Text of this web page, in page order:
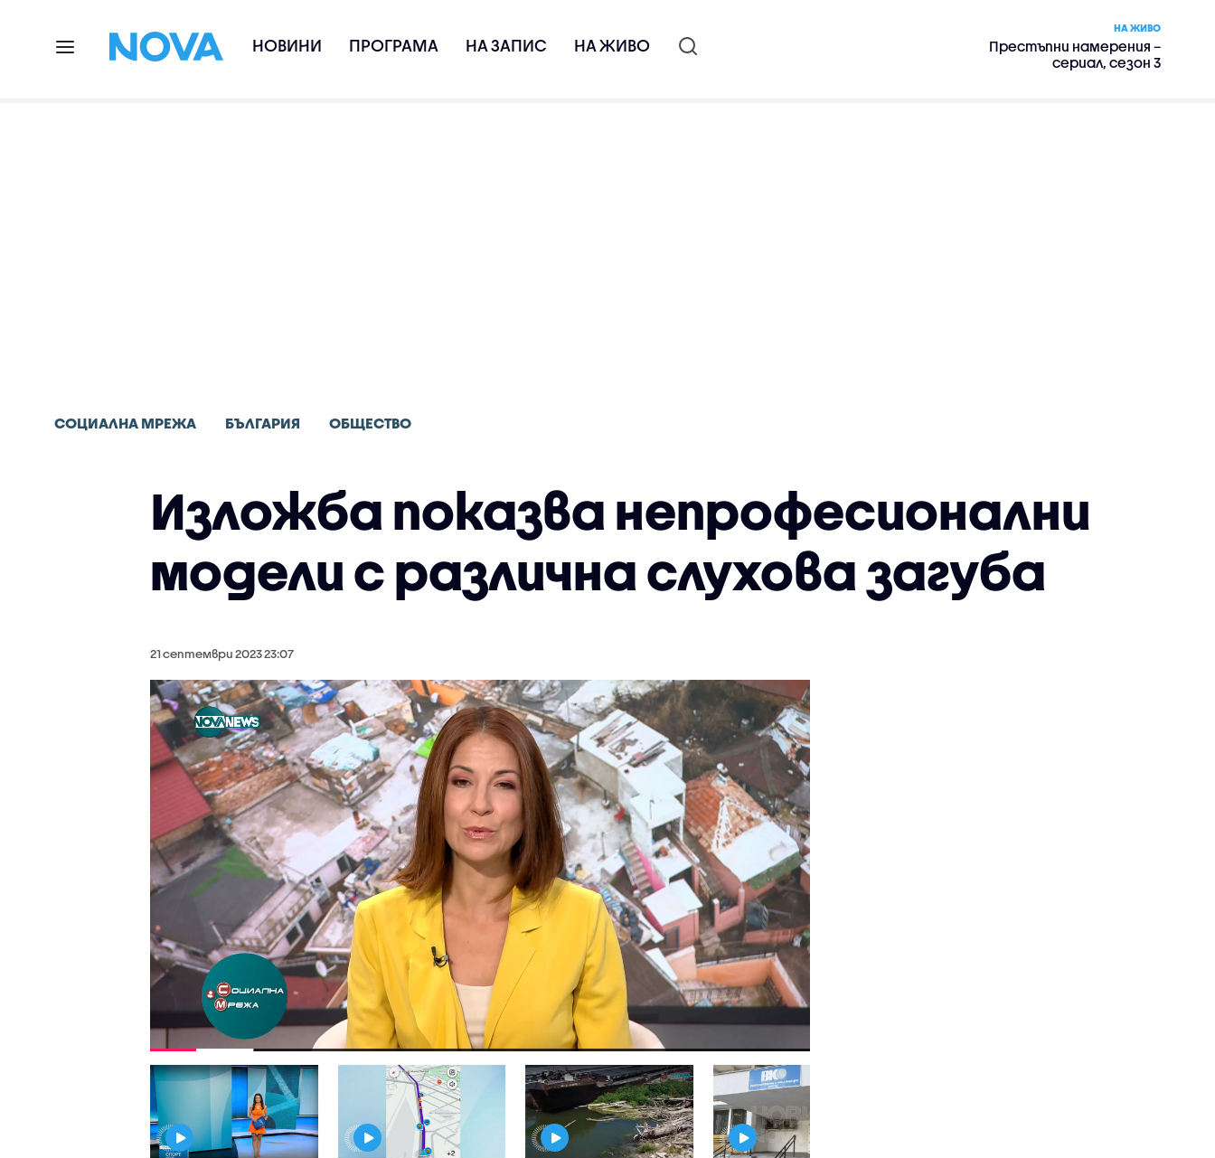
НОВИНИ ПРОГРАМА НА ЗАПИС НА ЖИВО
НА ЖИВО
Престъпни намерения –
сериал, сезон 3
СОЦИАЛНА МРЕЖА БЪЛГАРИЯ ОБЩЕСТВО
Изложба показва непрофесионални
модели с различна слухова загуба
21 септември 2023 23:07